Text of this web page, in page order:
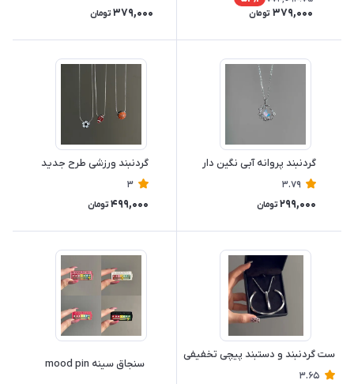
379,000 تومان 379,000 تومان
گردنبند پروانه آبی نگین دار
3.79
299,000 تومان
گردنبند ورزشی طرح جدید
3
499,000 تومان
ست گردنبند و دستبند پیچی تخفیفی
3.65
سنجاق سینه mood pin